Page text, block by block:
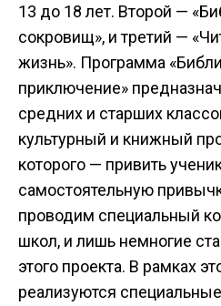
13 до 18 лет. Второй —
сокровищ», и третий —
жизнь». Программа
приключение»
средних и старших
культурный и книжный
которого — привить
самостоятельную
проводим специальный
школ, и лишь немногие
этого проекта. В рамках
реализуются